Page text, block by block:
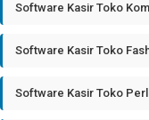
Software Kasir Toko
Software Kasir Toko
Software Kasir Toko